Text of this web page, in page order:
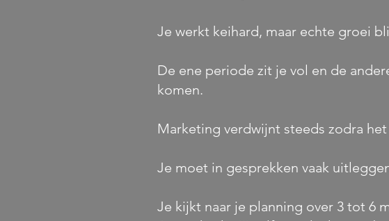
Je werkt keihard, maar echte groei
De ene periode zit je vol en de
komen.
Marketing verdwijnt steeds zodra
Je moet in gesprekken vaak
Je kijkt naar je planning over 3 tot 6